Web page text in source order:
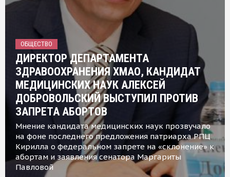
ОБЩЕСТВО
ДИРЕКТОР ДЕПАРТАМЕНТА
ЗДРАВООХРАНЕНИЯ ХМАО, КАНДИДАТ
МЕДИЦИНСКИХ НАУК АЛЕКСЕЙ
ДОБРОВОЛЬСКИЙ ВЫСТУПИЛ ПРОТИВ
ЗАПРЕТА АБОРТОВ
Мнение кандидата медицинских наук прозвучало
на фоне последнего предложения патриарха РПЦ
Кирилла о федеральном запрете на «склонение» к
абортам и заявления сенатора Маргариты
Павловой